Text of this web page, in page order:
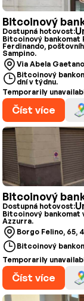
Bitcoinový
Dostupná hotovost:
Bitcoinový bankomat
Ferdinando,
Sampino.
Via Abela
Bitcoinový
dní v týdnu.
Temporarily
Číst více
Bitcoinový
Dostupná hotovost:
Bitcoinový bankomat
Azzurra.
Borgo Felino, 65,
Bitcoinový
Temporarily
Číst více